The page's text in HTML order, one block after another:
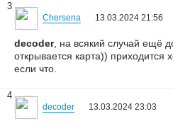
3
Chersena 13.03.2024 21:56
decoder, на всякий случай ещё
открывается карта)) приходится
если что.
4
decoder 13.03.2024 23:03